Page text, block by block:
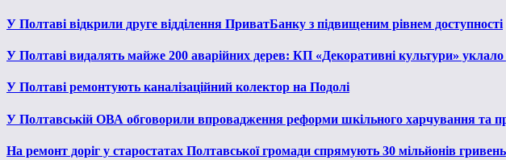
У Полтаві відкрили друге відділення ПриватБанку з підвищеним рівнем доступності
У Полтаві видалять майже 200 аварійних дерев: КП «Декоративні культури» уклало
У Полтаві ремонтують каналізаційний колектор на Подолі
У Полтавській ОВА обговорили впровадження реформи шкільного харчування та
На ремонт доріг у старостатах Полтавської громади спрямують 30 мільйонів гривень